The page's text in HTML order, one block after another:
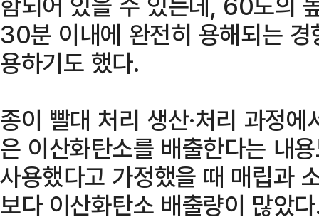
30분 이내에 완전히 용해되는
용하기도 했다.
종이 빨대 처리 생산·처리 과정
은 이산화탄소를 배출한다는 내
사용했다고 가정했을 때 매립과
보다 이산화탄소 배출량이 많았